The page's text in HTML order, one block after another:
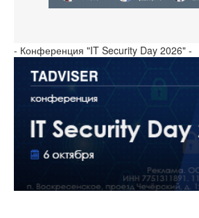
- Конференция "IT Security Day 2026" -